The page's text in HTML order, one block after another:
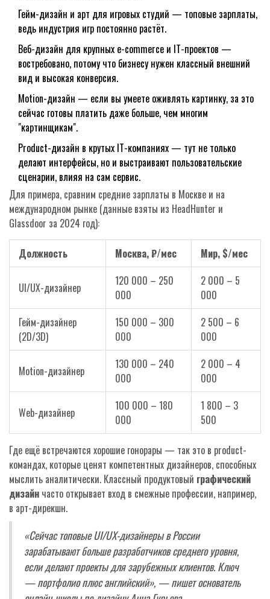
Гейм-дизайн и арт для игровых студий — топовые зарплаты,
ведь индустрия игр постоянно растёт.
Веб-дизайн для крупных e-commerce и IT-проектов —
востребовано, потому что бизнесу нужен классный внешний
вид и высокая конверсия.
Motion-дизайн — если вы умеете оживлять картинку, за это
сейчас готовы платить даже больше, чем многим
"картинщикам".
Product-дизайн в крутых IT-компаниях — тут не только
делают интерфейсы, но и выстраивают пользовательские
сценарии, влияя на сам сервис.
Для примера, сравним средние зарплаты в Москве и на
международном рынке (данные взяты из HeadHunter и
Glassdoor за 2024 год):
Должность Москва, ₽/мес Мир, $/мес
UI/UX-дизайнер
120 000 – 250
000
2 000 – 5
000
Гейм-дизайнер
(2D/3D)
150 000 – 300
000
2 500 – 6
000
Motion-дизайнер
130 000 – 240
000
2 000 – 4
000
Web-дизайнер
100 000 – 180
000
1 800 – 3
500
Где ещё встречаются хорошие гонорары — так это в product-
командах, которые ценят компетентных дизайнеров, способных
мыслить аналитически. Классный продуктовый графический
дизайн часто открывает вход в смежные профессии, например,
в арт-дирекшн.
«Сейчас топовые UI/UX-дизайнеры в России
зарабатывают больше разработчиков среднего уровня,
если делают проекты для зарубежных клиентов. Ключ
— портфолио плюс английский», — пишет основатель